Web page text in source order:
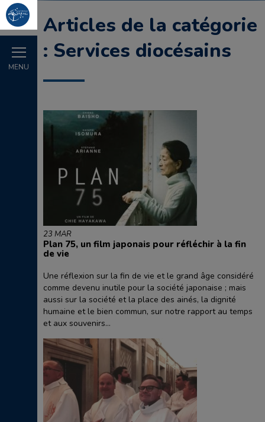
MENU
Articles de la catégorie
: Services diocésains
23 MAR
Plan 75, un film japonais pour réfléchir à la fin
de vie
Une réflexion sur la fin de vie et le grand âge considéré
comme devenu inutile pour la société japonaise ; mais
aussi sur la société et la place des ainés, la dignité
humaine et le bien commun, sur notre rapport au temps
et aux souvenirs...